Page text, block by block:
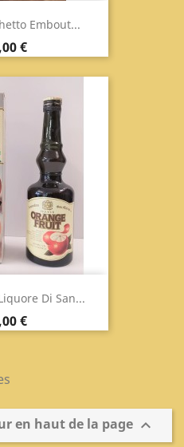
Embout...
€
Di San...
€
en haut de la page 